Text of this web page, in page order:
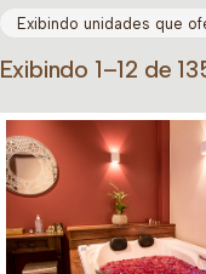
Exibindo unidades que
Exibindo 1–12 de